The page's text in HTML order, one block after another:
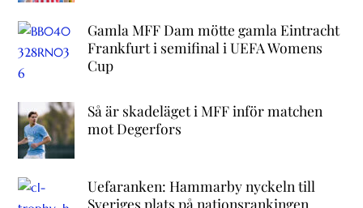
Gamla MFF Dam mötte gamla Eintracht
Frankfurt i semifinal i UEFA Womens
Cup
Så är skadeläget i MFF inför matchen
mot Degerfors
Uefaranken: Hammarby nyckeln till
Sveriges plats på nationsrankingen